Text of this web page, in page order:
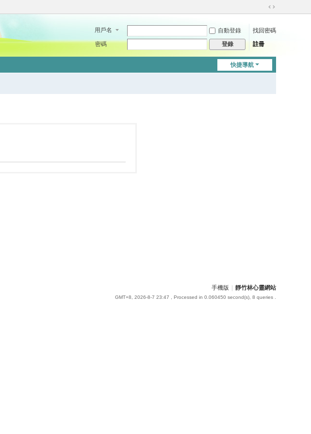
切
到
用戶名 自動登錄
找回密碼
密碼
登錄 註冊
快捷導航
手機版 靜竹林心靈網站
GMT+8, 2026-8-7 23:47 , Processed in 0.060450 second(s), 8 queries .